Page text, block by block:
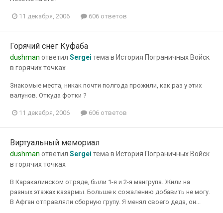
11 декабря, 2006 606 ответов
Горячий снег Куфаба
dushman ответил Sergei тема в История Пограничных Войск
в горячих точках
Знакомые места, никак почти полгода прожили, как раз у этих
валунов. Откуда фотки ?
11 декабря, 2006 606 ответов
Виртуальный мемориал
dushman ответил Sergei тема в История Пограничных Войск
в горячих точках
В Каракалинском отряде, были 1-я и 2-я мангрупа. Жили на
разных этажах казармы. Больше к сожалению добавить не могу.
В Афган отправляли сборную групу. Я менял своего деда, он...